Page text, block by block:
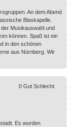
An dem Abend
Blaskapelle.
Musikauswahl und
können. Spaß ist ein
in den schönen
aus Nürnberg. Wir
Es wurden
0 Gut Schlecht